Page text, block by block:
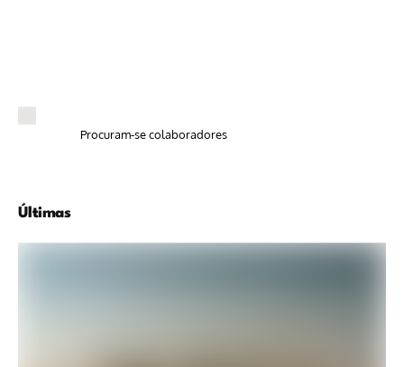
Procuram-se colaboradores
Últimas